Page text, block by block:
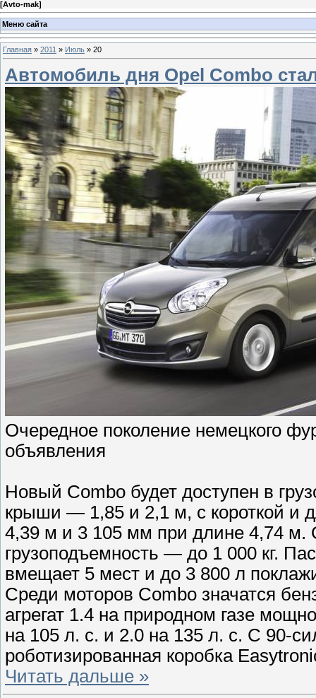
[Avto-mak]
Меню сайта
Главная » 2011 » Июль » 20
Автомобиль дня Opel Combo
Очередное поколение немецкого
объявления
Новый Combo будет доступен в
крыши — 1,85 и 2,1 м, с короткой и
4,39 м и 3 105 мм при длине 4,74 м.
грузоподъемность — до 1 000 кг.
вмещает 5 мест и до 3 800 л
Среди моторов Combo значатся
агрегат 1.4 на природном газе
на 105 л. с. и 2.0 на 135 л. с. С 90-
роботизированная коробка
Читать дальше »